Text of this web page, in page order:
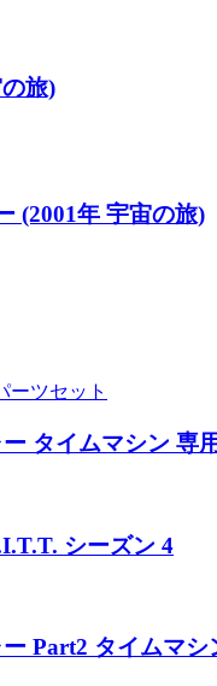
旅)
(2001年 宇宙の旅)
ーツセット
タイムマシン 専
シーズン 4
Part2 タイムマシ